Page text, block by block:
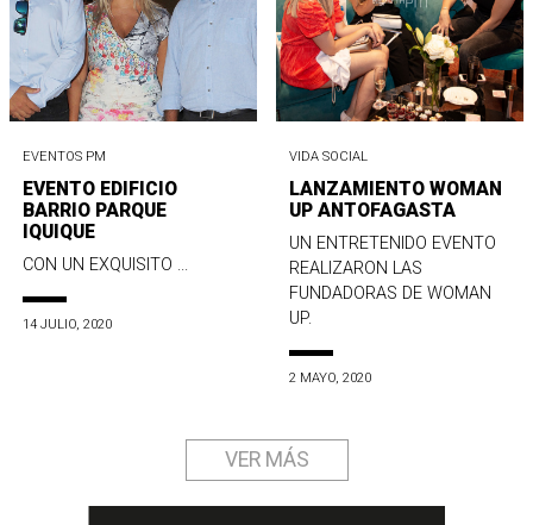
EVENTOS PM
EVENTO EDIFICIO
BARRIO PARQUE
IQUIQUE
CON UN EXQUISITO ...
14 JULIO, 2020
VIDA SOCIAL
LANZAMIENTO WOMAN
UP ANTOFAGASTA
UN ENTRETENIDO EVENTO
REALIZARON LAS
FUNDADORAS DE WOMAN
UP.
2 MAYO, 2020
VER MÁS